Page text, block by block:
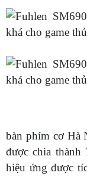
bàn phím cơ Hà
được chia
hiệu ứng được